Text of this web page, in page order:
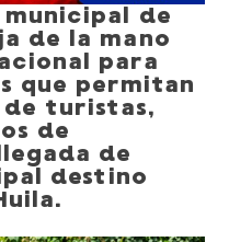
de
de la mano
para
que permitan
turistas,
de
de
destino